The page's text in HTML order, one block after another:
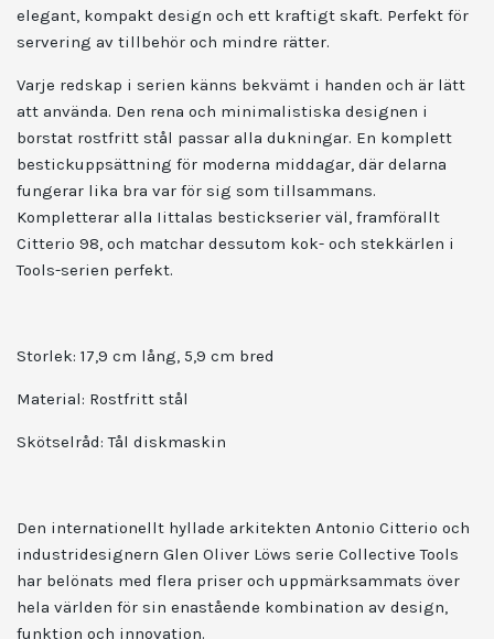
elegant, kompakt design och ett kraftigt skaft. Perfekt för
servering av tillbehör och mindre rätter.
Varje redskap i serien känns bekvämt i handen och är lätt
att använda. Den rena och minimalistiska designen i
borstat rostfritt stål passar alla dukningar. En komplett
bestickuppsättning för moderna middagar, där delarna
fungerar lika bra var för sig som tillsammans.
Kompletterar alla Iittalas bestickserier väl, framförallt
Citterio 98, och matchar dessutom kok- och stekkärlen i
Tools-serien perfekt.
Storlek: 17,9 cm lång, 5,9 cm bred
Material: Rostfritt stål
Skötselråd: Tål diskmaskin
Den internationellt hyllade arkitekten Antonio Citterio och
industridesignern Glen Oliver Löws serie Collective Tools
har belönats med flera priser och uppmärksammats över
hela världen för sin enastående kombination av design,
funktion och innovation.